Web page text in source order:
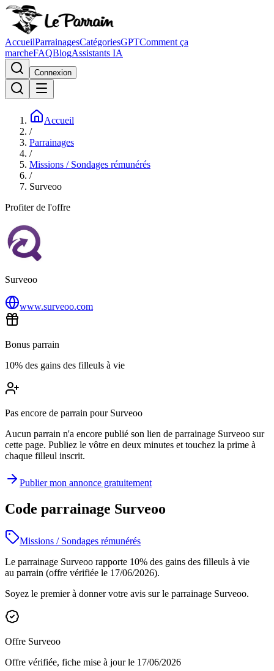
AccueilParrainagesCatégoriesGPTComment ça
marcheFAQBlogAssistants IA
Connexion
Accueil
/
Parrainages
/
Missions / Sondages rémunérés
/
Surveoo
Profiter de l'offre
Surveoo
www.surveoo.com
Bonus parrain
10% des gains des filleuls à vie
Pas encore de parrain pour Surveoo
Aucun parrain n'a encore publié son lien de parrainage Surveoo sur
cette page. Publiez le vôtre en deux minutes et touchez la prime à
chaque filleul inscrit.
Publier mon annonce gratuitement
Code parrainage Surveoo
Missions / Sondages rémunérés
Le parrainage Surveoo rapporte 10% des gains des filleuls à vie
au parrain (offre vérifiée le 17/06/2026).
Soyez le premier à donner votre avis sur le parrainage Surveoo.
Offre Surveoo
Offre vérifiée, fiche mise à jour le 17/06/2026